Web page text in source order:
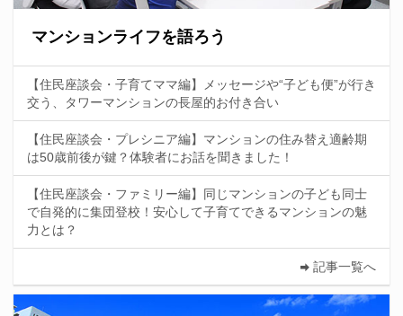
マンションライフを語ろう
【住民座談会・子育てママ編】メッセージや“子ども便”が行き
交う、タワーマンションの長屋的お付き合い
【住民座談会・プレシニア編】マンションの住み替え適齢期
は50歳前後が鍵？体験者にお話を聞きました！
【住民座談会・ファミリー編】同じマンションの子ども同士
で自発的に集団登校！安心して子育てできるマンションの魅
力とは？
記事一覧へ